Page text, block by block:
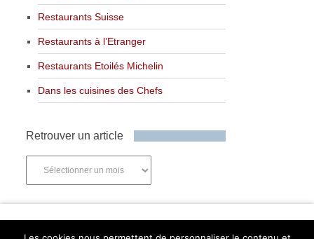
Restaurants Suisse
Restaurants à l’Etranger
Restaurants Etoilés Michelin
Dans les cuisines des Chefs
Retrouver un article